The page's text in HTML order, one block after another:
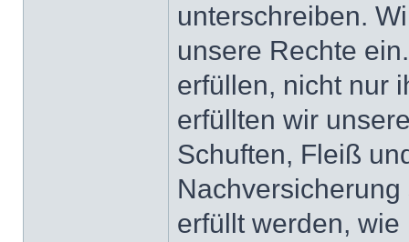
unterschreiben.
unsere Rechte
erfüllen, nicht nur
erfüllten wir
Schuften, Fleiß
erfüllt werden,